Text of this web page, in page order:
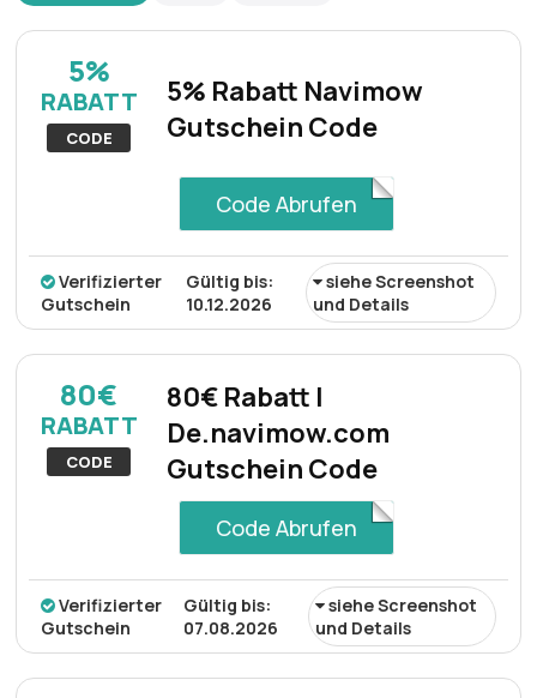
5%
RABATT
CODE
5% Rabatt Navimow
Gutschein Code
Code Abrufen
Verifizierter
Gutschein
Gültig bis:
10.12.2026
siehe Screenshot
und Details
Rabatt:Kunden erhalten einen 5% rabattgutschein für
zubehör, was zusätzliche einsparungen und einen
80€
RABATT
CODE
80€ Rabatt |
De.navimow.com
Gutschein Code
Code Abrufen
Verifizierter
Gutschein
Gültig bis:
07.08.2026
siehe Screenshot
und Details